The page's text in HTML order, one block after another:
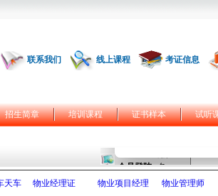
联系我们 线上课程 考证信息
招生简章 培训课程 证书样本 试听
天车 物业经理证 物业项目经理 物业管理师